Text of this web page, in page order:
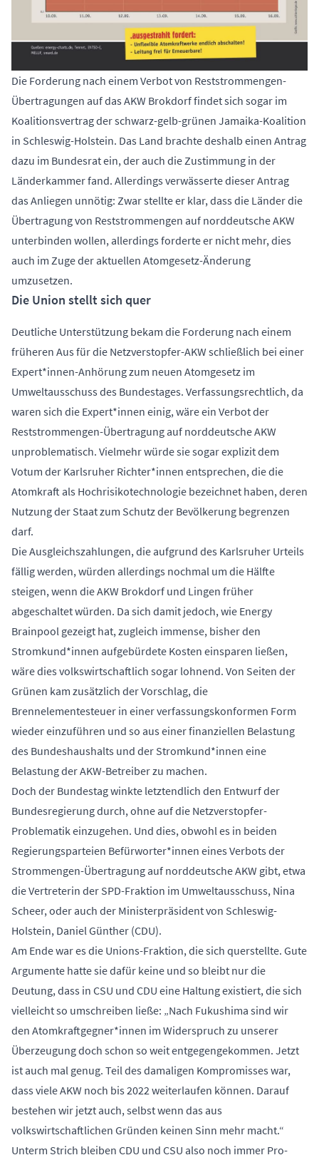
Die Forderung nach einem Verbot von Reststrommengen-
Übertragungen auf das AKW Brokdorf findet sich sogar im
Koalitionsvertrag der schwarz-gelb-grünen Jamaika-Koalition
in Schleswig-Holstein. Das Land brachte deshalb einen Antrag
dazu im Bundesrat ein, der auch die Zustimmung in der
Länderkammer fand. Allerdings verwässerte dieser Antrag
das Anliegen unnötig: Zwar stellte er klar, dass die Länder die
Übertragung von Reststrommengen auf norddeutsche AKW
unterbinden wollen, allerdings forderte er nicht mehr, dies
auch im Zuge der aktuellen Atomgesetz-Änderung
umzusetzen.
Die Union stellt sich quer
Deutliche Unterstützung bekam die Forderung nach einem
früheren Aus für die Netzverstopfer-AKW schließlich bei einer
Expert*innen-Anhörung zum neuen Atomgesetz im
Umweltausschuss des Bundestages. Verfassungsrechtlich, da
waren sich die Expert*innen einig, wäre ein Verbot der
Reststrommengen-Übertragung auf norddeutsche AKW
unproblematisch. Vielmehr würde sie sogar explizit dem
Votum der Karlsruher Richter*innen entsprechen, die die
Atomkraft als Hochrisikotechnologie bezeichnet haben, deren
Nutzung der Staat zum Schutz der Bevölkerung begrenzen
darf.
Die Ausgleichszahlungen, die aufgrund des Karlsruher Urteils
fällig werden, würden allerdings nochmal um die Hälfte
steigen, wenn die AKW Brokdorf und Lingen früher
abgeschaltet würden. Da sich damit jedoch, wie Energy
Brainpool gezeigt hat, zugleich immense, bisher den
Stromkund*innen aufgebürdete Kosten einsparen ließen,
wäre dies volkswirtschaftlich sogar lohnend. Von Seiten der
Grünen kam zusätzlich der Vorschlag, die
Brennelementesteuer in einer verfassungskonformen Form
wieder einzuführen und so aus einer finanziellen Belastung
des Bundeshaushalts und der Stromkund*innen eine
Belastung der AKW-Betreiber zu machen.
Doch der Bundestag winkte letztendlich den Entwurf der
Bundesregierung durch, ohne auf die Netzverstopfer-
Problematik einzugehen. Und dies, obwohl es in beiden
Regierungsparteien Befürworter*innen eines Verbots der
Strommengen-Übertragung auf norddeutsche AKW gibt, etwa
die Vertreterin der SPD-Fraktion im Umweltausschuss, Nina
Scheer, oder auch der Ministerpräsident von Schleswig-
Holstein, Daniel Günther (CDU).
Am Ende war es die Unions-Fraktion, die sich querstellte. Gute
Argumente hatte sie dafür keine und so bleibt nur die
Deutung, dass in CSU und CDU eine Haltung existiert, die sich
vielleicht so umschreiben ließe: „Nach Fukushima sind wir
den Atomkraftgegner*innen im Widerspruch zu unserer
Überzeugung doch schon so weit entgegengekommen. Jetzt
ist auch mal genug. Teil des damaligen Kompromisses war,
dass viele AKW noch bis 2022 weiterlaufen können. Darauf
bestehen wir jetzt auch, selbst wenn das aus
volkswirtschaftlichen Gründen keinen Sinn mehr macht.“
Unterm Strich bleiben CDU und CSU also noch immer Pro-